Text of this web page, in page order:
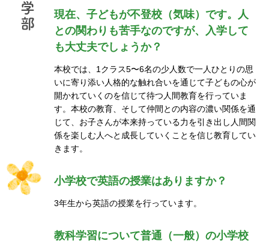
学
部
現在、子どもが不登校（気味）です。人
との関わりも苦手なのですが、入学して
も大丈夫でしょうか？
本校では、1クラス5〜6名の少人数で一人ひとりの思
いに寄り添い人格的な触れ合いを通じて子どもの心が
開かれていくのを信じて待つ人間教育を行っていま
す。本校の教育、そして仲間との内容の濃い関係を通
じて、お子さんが本来持っている力を引き出し人間関
係を楽しむ人へと成長していくことを信じ教育してい
きます。
小学校で英語の授業はありますか？
3年生から英語の授業を行っています。
教科学習について普通（一般）の小学校